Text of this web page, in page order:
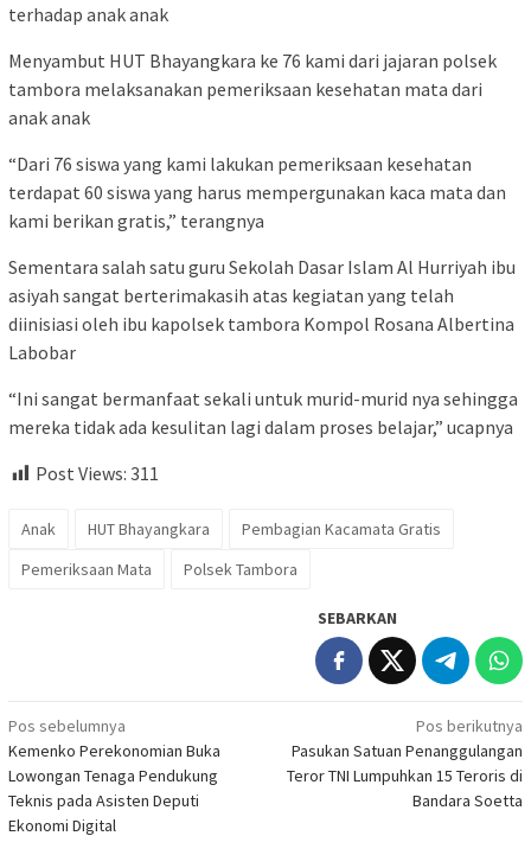
terhadap anak anak
Menyambut HUT Bhayangkara ke 76 kami dari jajaran polsek
tambora melaksanakan pemeriksaan kesehatan mata dari
anak anak
“Dari 76 siswa yang kami lakukan pemeriksaan kesehatan
terdapat 60 siswa yang harus mempergunakan kaca mata dan
kami berikan gratis,” terangnya
Sementara salah satu guru Sekolah Dasar Islam Al Hurriyah ibu
asiyah sangat berterimakasih atas kegiatan yang telah
diinisiasi oleh ibu kapolsek tambora Kompol Rosana Albertina
Labobar
“Ini sangat bermanfaat sekali untuk murid-murid nya sehingga
mereka tidak ada kesulitan lagi dalam proses belajar,” ucapnya
Post Views: 311
Anak HUT Bhayangkara
Pembagian Kacamata Gratis
Pemeriksaan Mata
Polsek Tambora
SEBARKAN
Navigasi
pos
Pos sebelumnya
Kemenko Perekonomian Buka
Lowongan Tenaga Pendukung
Teknis pada Asisten Deputi
Ekonomi Digital
Pos berikutnya
Pasukan Satuan Penanggulangan
Teror TNI Lumpuhkan 15 Teroris di
Bandara Soetta